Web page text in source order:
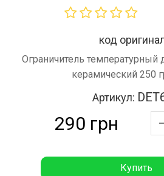
код
Ограничитель температурный
керамический 250
Артикул:
290 грн
Купить